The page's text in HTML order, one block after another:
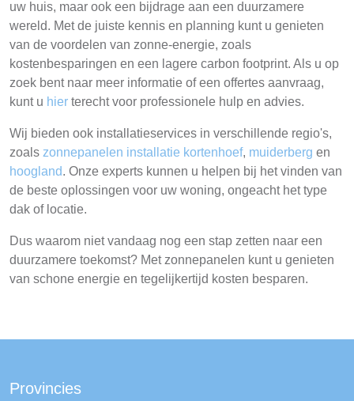
uw huis, maar ook een bijdrage aan een duurzamere
wereld. Met de juiste kennis en planning kunt u genieten
van de voordelen van zonne-energie, zoals
kostenbesparingen en een lagere carbon footprint. Als u op
zoek bent naar meer informatie of een offertes aanvraag,
kunt u hier terecht voor professionele hulp en advies.
Wij bieden ook installatieservices in verschillende regio's,
zoals zonnepanelen installatie kortenhoef, muiderberg en
hoogland. Onze experts kunnen u helpen bij het vinden van
de beste oplossingen voor uw woning, ongeacht het type
dak of locatie.
Dus waarom niet vandaag nog een stap zetten naar een
duurzamere toekomst? Met zonnepanelen kunt u genieten
van schone energie en tegelijkertijd kosten besparen.
Provincies